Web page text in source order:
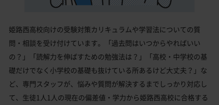
姫路西高校向けの受験対策カリキュラムや学習法についての質
問・相談を受け付けています。「過去問はいつからやればいい
の？」「読解力を伸ばすための勉強法は？」「高校・中学校の基
礎だけでなく小学校の基礎も抜けている所あるけど大丈夫？」な
ど、専門スタッフが、悩みや質問が解決するまでしっかり対応し
て、生徒1人1人の現在の偏差値・学力から姫路西高校に合格する